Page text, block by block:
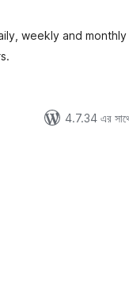
weekly and
4.7.34 এর সাথে